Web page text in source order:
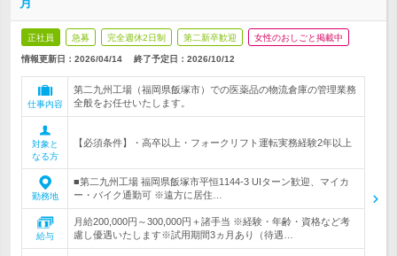
正社員 急募 完全週休2日制 第二新卒歓迎 女性のおしごと掲載中
情報更新日：2026/04/14 終了予定日： 2026/10/12
仕事内容
第二九州工場（福岡県飯塚市）での医薬品の物流倉庫の管理業務
全般をお任せいたします。
対象と
なる方
【必須条件】・高卒以上・フォークリフト運転実務経験2年以上
勤務地
■第二九州工場 福岡県飯塚市平恒1144-3 UIターン歓迎、マイカ
ー・バイク通勤可 ※遠方に居住…
給与
月給200,000円～300,000円＋諸手当 ※経験・年齢・資格など考
慮し優遇いたします※試用期間3ヵ月あり（待遇…